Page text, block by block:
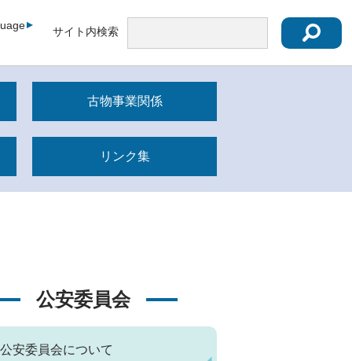
サイト内検索
古物事業関係
リンク集
公安委員会
安委員会について